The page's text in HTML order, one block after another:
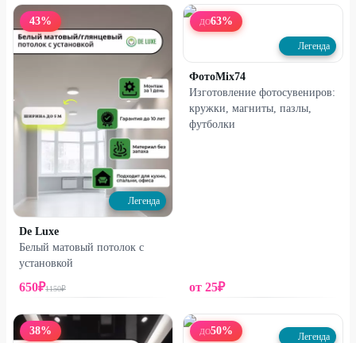
43%
Легенда
De Luxe
Белый матовый потолок с
установкой
650₽1150₽
ДО63%
Легенда
ФотоMix74
Изготовление фотосувениров:
кружки, магниты, пазлы,
футболки
от 25₽
38% ДО50% Легенда